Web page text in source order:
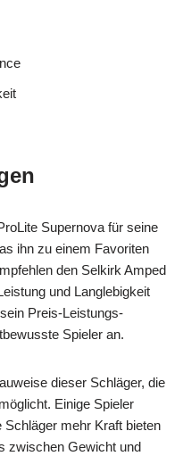
Supernova für seine
ihn zu einem Favoriten
den Selkirk Amped
und Langlebigkeit
Preis-Leistungs-
Spieler an.
dieser Schläger, die
Einige Spieler
mehr Kraft bieten
zwischen Gewicht und